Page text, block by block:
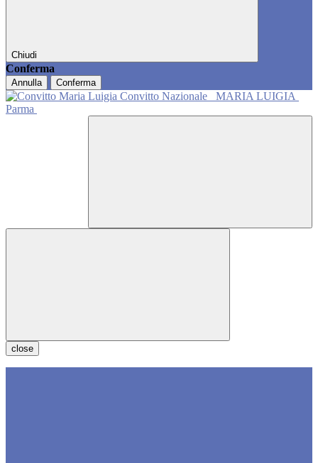
Chiudi
Conferma
Annulla Conferma
Convitto Nazionale
MARIA LUIGIA
Parma
close